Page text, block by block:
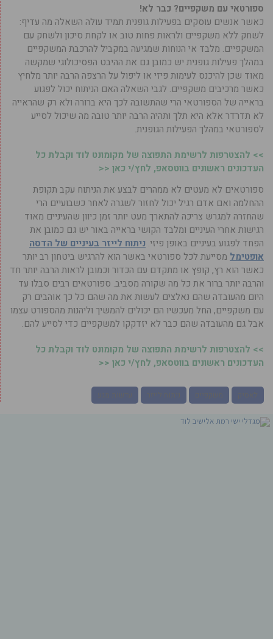
ספורטאי עם משקפיים? כבר לא!
כאשר אנשים עוסקים בפעילות גופנית תמיד עולה השאלה מה עדיף:
לשחק ללא משקפיים ולראות פחות טוב או לקחת סיכון ולשחק עם
המשקפיים. מלבד אי הנוחות שמגיעה במקביל להרכבת המשקפיים
במהלך פעילות גופנית יש כמובן גם את ההיבט הפסיכולוגי שמקשה
מאוד שכן להיכנס לעימות פיזי או ליפול על הרצפה הרבה יותר מלחיץ
כאשר מרכיבים משקפיים. לגבי השאלה האם הניתוח יכול לפגוע
בראייה של הספורטאי הרי שהתשובה לכך היא ברורה ולא רק שהראייה
לא תדרדר אלא היא תלך ותהיה הרבה יותר טובה מה שיכול לסייע
לספורטאי במהלך הפעילות הגופנית.
>> להצטרפות לרשימת התפוצה של מקומונט לוד וקבלת כל
העדכונים ראשונים בווטסאפ, לחץ/י כאן <<
ספורטאים לא מעטים לא ממהרים לבצע את הניתוח עקב תקופת
ההחלמה ואם אדם רגיל יכול לחזור לשגרה לאחר כשבועיים הרי
שהחזרה למגרש צריכה להתארך מעט יותר זמן כיוון שהעיניים מאוד
רגישות אחרי העיניים ומלבד הקושי בראייה באור יש גם כמובן את
הפחד לפגוע בעיניים באופן פיזי. ניתוח לייזר בעיניים של הדסה
אופטימל מסייעת לכל ספורטאי באשר הוא להרגיש ביטחון רב יותר
כאשר הוא רץ, קופץ או מתקדם עם הכדור וכמובן לראות הרבה יותר חד
והרבה יותר ברור את כל מה שקורה מסביב. ספורטאים רבים סבלו עד
היום מהעובדה שהם נאלצים לעשות את מה שהם כל כך אוהבים רק
עם משקפיים, החל מעכשיו הם יכולים להמשיך וליהנות מהספורט עצמו
אבל גם מהעובדה שהם כבר לא יזדקקו למשקפיים כדי לסייע להם.
>> להצטרפות לרשימת התפוצה של מקומונט לוד וקבלת כל
העדכונים ראשונים בווטסאפ, לחץ/י כאן <<